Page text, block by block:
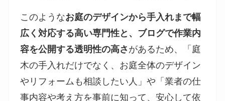
このようなお庭のデザインから手入れまで幅
広く対応する高い専門性と、ブログで作業内
容を公開する透明性の高さ があるため、「庭
木の手入れだけでなく、お庭全体のデザイン
やリフォームも相談したい人」や「業者の仕
事内容や考え方を事前に知って、安心して依